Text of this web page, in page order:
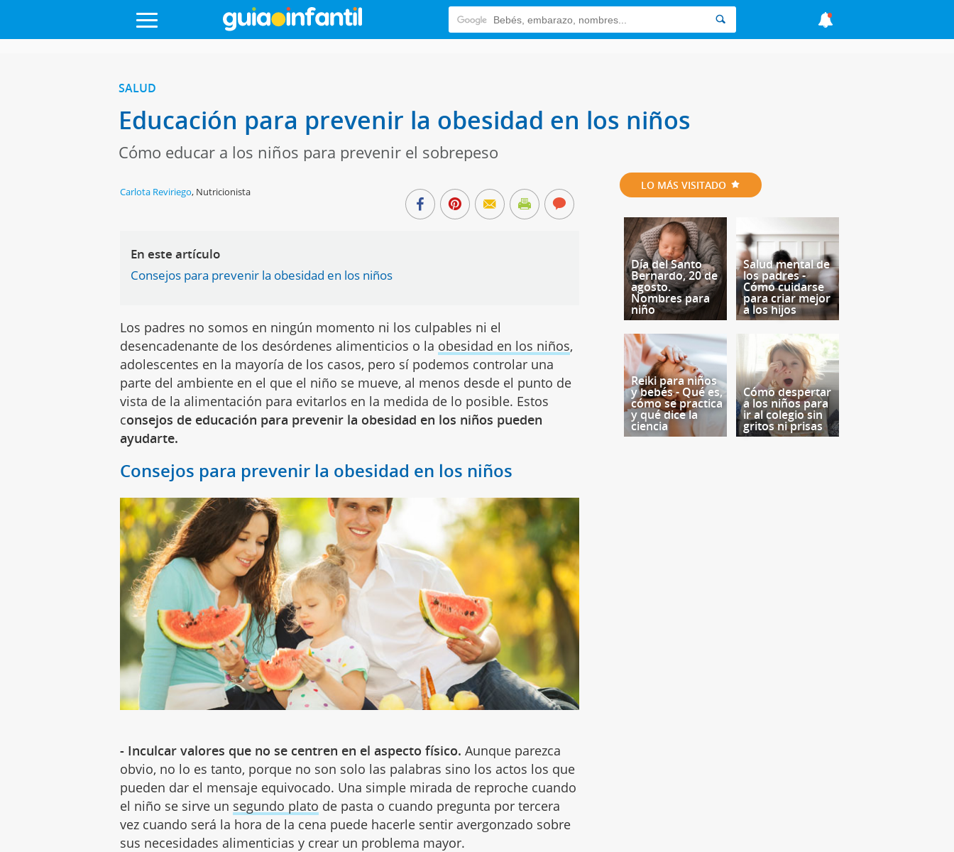
SALUD
Educación para prevenir la obesidad en los niños
Cómo educar a los niños para prevenir el sobrepeso
Carlota Reviriego, Nutricionista
En este artículo
Consejos para prevenir la obesidad en los niños
Los padres no somos en ningún momento ni los culpables ni el
desencadenante de los desórdenes alimenticios o la obesidad en los niños,
adolescentes en la mayoría de los casos, pero sí podemos controlar una
parte del ambiente en el que el niño se mueve, al menos desde el punto de
vista de la alimentación para evitarlos en la medida de lo posible. Estos
consejos de educación para prevenir la obesidad en los niños pueden
ayudarte.
Consejos para prevenir la obesidad en los niños
- Inculcar valores que no se centren en el aspecto físico. Aunque parezca
obvio, no lo es tanto, porque no son solo las palabras sino los actos los que
pueden dar el mensaje equivocado. Una simple mirada de reproche cuando
el niño se sirve un segundo plato de pasta o cuando pregunta por tercera
vez cuando será la hora de la cena puede hacerle sentir avergonzado sobre
sus necesidades alimenticias y crear un problema mayor.
LO MÁS VISITADO
Día del Santo
Bernardo, 20 de
agosto.
Nombres para
niño
Salud mental de
los padres -
Cómo cuidarse
para criar mejor
a los hijos
Reiki para niños
y bebés - Qué es,
cómo se practica
y qué dice la
ciencia
Cómo despertar
a los niños para
ir al colegio sin
gritos ni prisas